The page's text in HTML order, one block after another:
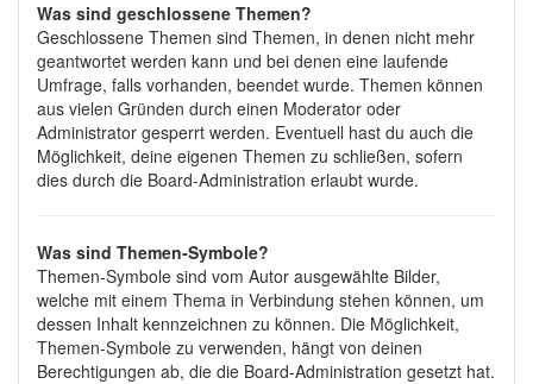
Was sind geschlossene Themen?
Geschlossene Themen sind Themen, in denen nicht mehr
geantwortet werden kann und bei denen eine laufende
Umfrage, falls vorhanden, beendet wurde. Themen können
aus vielen Gründen durch einen Moderator oder
Administrator gesperrt werden. Eventuell hast du auch die
Möglichkeit, deine eigenen Themen zu schließen, sofern
dies durch die Board-Administration erlaubt wurde.
Was sind Themen-Symbole?
Themen-Symbole sind vom Autor ausgewählte Bilder,
welche mit einem Thema in Verbindung stehen können, um
dessen Inhalt kennzeichnen zu können. Die Möglichkeit,
Themen-Symbole zu verwenden, hängt von deinen
Berechtigungen ab, die die Board-Administration gesetzt hat.